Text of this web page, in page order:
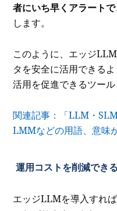
者にいち早くアラート
します。
このように、エッジ
タを安全に活用できる
活用を促進できるツー
関連記事：「LLM・
LMMなどの用語、意味
運用コストを削減できる
エッジLLMを導入すれ